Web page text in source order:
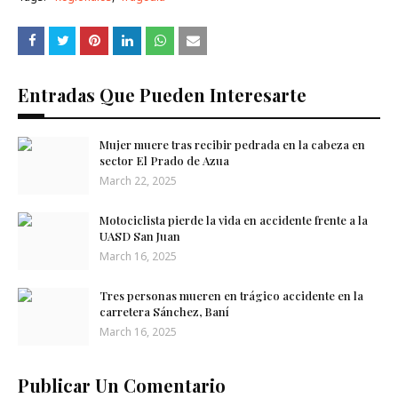
Entradas Que Pueden Interesarte
Mujer muere tras recibir pedrada en la cabeza en
sector El Prado de Azua
March 22, 2025
Motociclista pierde la vida en accidente frente a la
UASD San ​​Juan
March 16, 2025
Tres personas mueren en trágico accidente en la
carretera Sánchez, Baní
March 16, 2025
Publicar Un Comentario